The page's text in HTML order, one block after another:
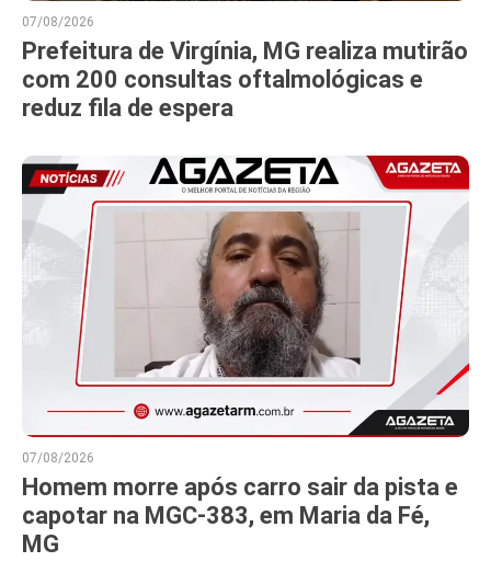
07/08/2026
Prefeitura de Virgínia, MG realiza mutirão
com 200 consultas oftalmológicas e
reduz fila de espera
07/08/2026
Homem morre após carro sair da pista e
capotar na MGC-383, em Maria da Fé,
MG